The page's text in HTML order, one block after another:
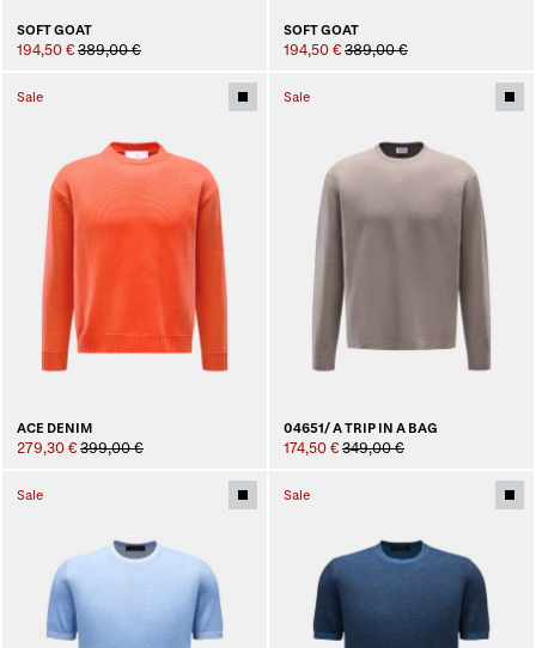
SOFT GOAT
194,50 € 389,00 €
SOFT GOAT
194,50 € 389,00 €
Sale
ACE DENIM
279,30 € 399,00 €
Sale
04651/ A TRIP IN A BAG
174,50 € 349,00 €
Sale Sale